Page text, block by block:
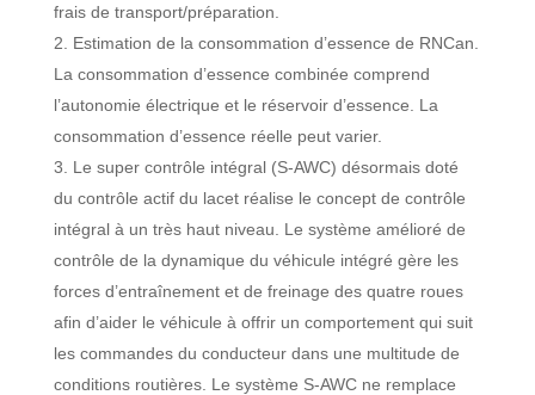
frais de transport/préparation.
Estimation de la consommation d’essence de RNCan.
La consommation d’essence combinée comprend
l’autonomie électrique et le réservoir d’essence. La
consommation d’essence réelle peut varier.
Le super contrôle intégral (S-AWC) désormais doté
du contrôle actif du lacet réalise le concept de contrôle
intégral à un très haut niveau. Le système amélioré de
contrôle de la dynamique du véhicule intégré gère les
forces d’entraînement et de freinage des quatre roues
afin d’aider le véhicule à offrir un comportement qui suit
les commandes du conducteur dans une multitude de
conditions routières. Le système S-AWC ne remplace